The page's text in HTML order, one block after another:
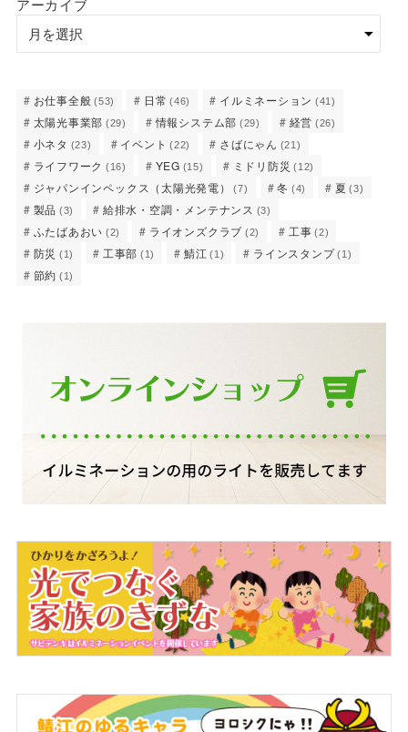
アーカイブ
お仕事全般 (53) 日常 (46) イルミネーション (41)
太陽光事業部 (29) 情報システム部 (29) 経営 (26)
小ネタ (23) イベント (22) さばにゃん (21)
ライフワーク (16) YEG (15) ミドリ防災 (12)
ジャパンインペックス（太陽光発電） (7) 冬 (4) 夏 (3)
製品 (3) 給排水・空調・メンテナンス (3)
ふたばあおい (2) ライオンズクラブ (2) 工事 (2)
防災 (1) 工事部 (1) 鯖江 (1) ラインスタンプ (1)
節約 (1)